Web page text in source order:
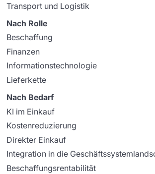
Transport und Logistik
Nach Rolle
Beschaffung
Finanzen
Informationstechnologie
Lieferkette
Nach Bedarf
KI im Einkauf
Kostenreduzierung
Direkter Einkauf
Integration in die
Beschaffungsrentabilität